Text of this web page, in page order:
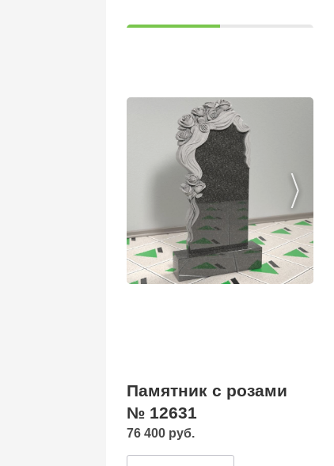
Памятник с розами
№ 12631
76 400 руб.